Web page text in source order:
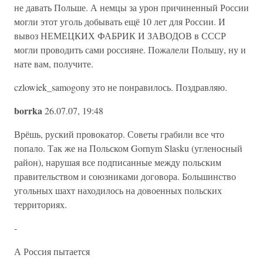
не давать Польше. А немцы за урон причиненный России
могли этот уголь добывать ещё 10 лет для России. И
вывоз НЕМЕЦКИХ ФАБРИК И ЗАВОДОВ в СССР
могли проводить сами россияне. Пожалели Польшу, ну и
нате вам, получите.
czlowiek_samogonу это не понравилось. Поздравляю.
borrka26.07.07, 19:48
Врёшь, руский провокатор. Советы грабили все что
попало. Так же на Польском Gornym Slasku (угленосный
район), нарушая все подписанные между польским
правительством и союзниками договора. Большинство
угольных шахт находилось на довоенных польских
территориях.
-
А Россия пытается